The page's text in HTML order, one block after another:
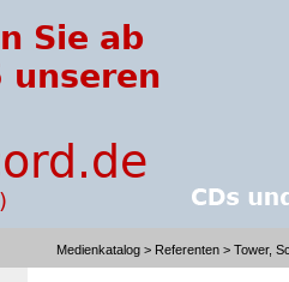
Medienkatalog > Referenten > Tower,